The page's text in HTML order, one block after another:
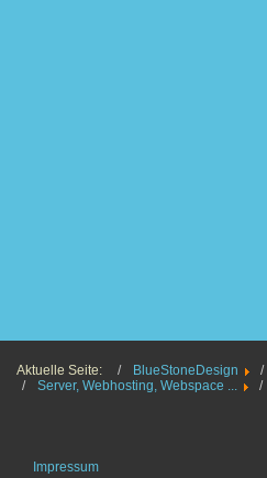
Aktuelle Seite: BlueStoneDesign
Server, Webhosting, Webspace ...
Impressum